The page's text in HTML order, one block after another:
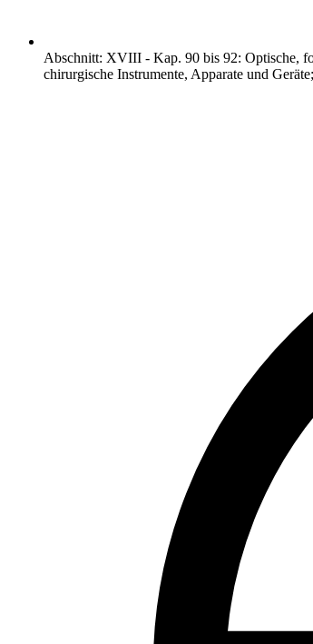
Abschnitt: XVIII - Kap. 90 bis 92: Optische,
chirurgische Instrumente, Apparate und